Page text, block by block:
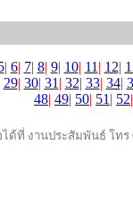
| 6| 7| 8| 9| 10| 11 | 12|
29| 30| 31 | 32| 33| 34|
48| 49| 50| 51 | 52
ด้ที่ งานประสัมพันธ์ โทร